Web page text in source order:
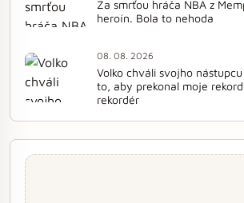
Za smrťou hráča NBA z
heroín. Bola to nehoda
08. 08. 2026
Volko chváli svojho
to, aby prekonal moje
rekordér